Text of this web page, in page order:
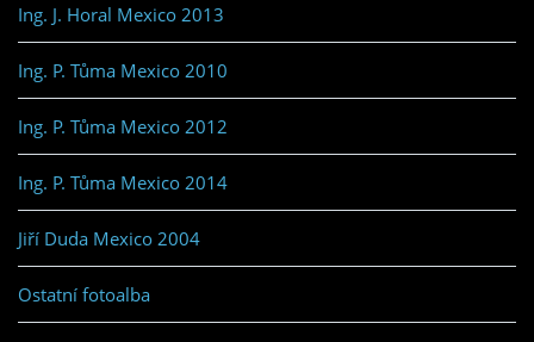
Ing. J. Horal Mexico 2013
Ing. P. Tůma Mexico 2010
Ing. P. Tůma Mexico 2012
Ing. P. Tůma Mexico 2014
Jiří Duda Mexico 2004
Ostatní fotoalba